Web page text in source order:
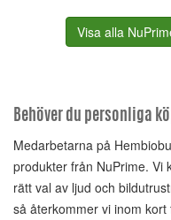
Visa alla
Behöver du personliga
Medarbetarna på
produkter från NuPrime. Vi
rätt val av ljud och
så återkommer vi inom